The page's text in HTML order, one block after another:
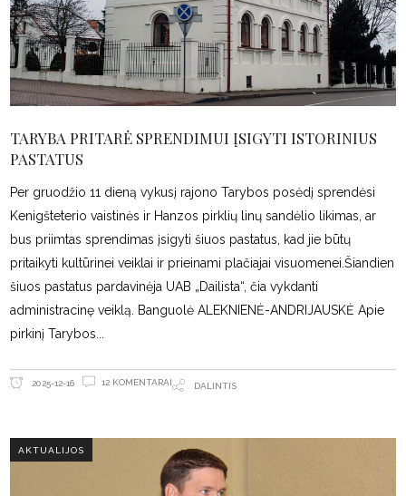
TARYBA PRITARĖ SPRENDIMUI ĮSIGYTI ISTORINIUS
PASTATUS
Per gruodžio 11 dieną vykusį rajono Tarybos posėdį sprendėsi
Kenigšteterio vaistinės ir Hanzos pirklių linų sandėlio likimas, ar
bus priimtas sprendimas įsigyti šiuos pastatus, kad jie būtų
pritaikyti kultūrinei veiklai ir prieinami plačiajai visuomenei.Šiandien
šiuos pastatus pardavinėja UAB „Dailista“, čia vykdanti
administracinę veiklą. Banguolė ALEKNIENĖ-ANDRIJAUSKĖ Apie
pirkinį Tarybos
2025-12-16 12 KOMENTARAI DALINTIS
AKTUALIJOS